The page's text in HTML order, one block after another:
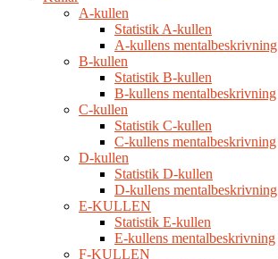
A-kullen
Statistik A-kullen
A-kullens mentalbeskrivning
B-kullen
Statistik B-kullen
B-kullens mentalbeskrivning
C-kullen
Statistik C-kullen
C-kullens mentalbeskrivning
D-kullen
Statistik D-kullen
D-kullens mentalbeskrivning
E-KULLEN
Statistik E-kullen
E-kullens mentalbeskrivning
F-KULLEN